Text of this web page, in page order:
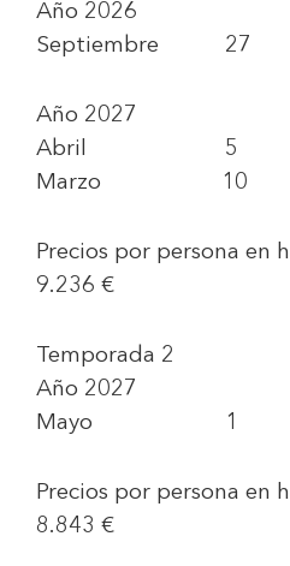
Año 2026
Septiembre 27
Año 2027
Abril 5
Marzo
Precios por persona en
9.236 €
Temporada 2
Año 2027
Mayo 1
Precios por persona en
8.843 €